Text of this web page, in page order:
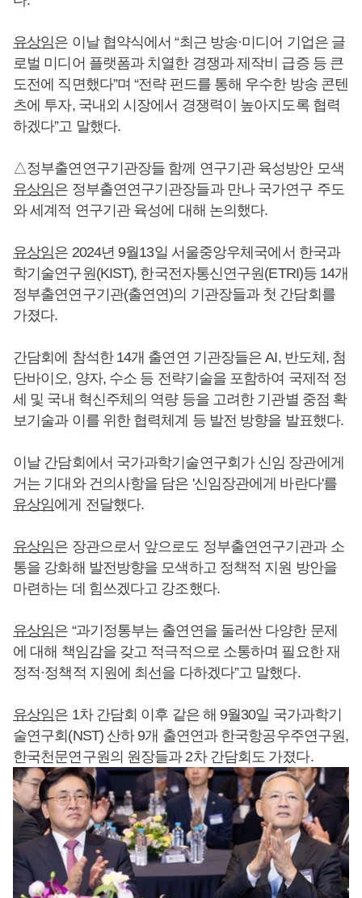
유상임은 이날 협약식에서 “최근 방송·미디어 기업은 글
로벌 미디어 플랫폼과 치열한 경쟁과 제작비 급증 등 큰
도전에 직면했다”며 “전략 펀드를 통해 우수한 방송 콘텐
츠에 투자, 국내외 시장에서 경쟁력이 높아지도록 협력
하겠다”고 말했다.
△정부출연연구기관장들 함께 연구기관 육성방안 모색
유상임은 정부출연연구기관장들과 만나 국가연구 주도
와 세계적 연구기관 육성에 대해 논의했다.
유상임은 2024년 9월13일 서울중앙우체국에서 한국과
학기술연구원(KIST), 한국전자통신연구원(ETRI)등 14개
정부출연연구기관(출연연)의 기관장들과 첫 간담회를
가졌다.
간담회에 참석한 14개 출연연 기관장들은 AI, 반도체, 첨
단바이오, 양자, 수소 등 전략기술을 포함하여 국제적 정
세 및 국내 혁신주체의 역량 등을 고려한 기관별 중점 확
보기술과 이를 위한 협력체계 등 발전 방향을 발표했다.
이날 간담회에서 국가과학기술연구회가 신임 장관에게
거는 기대와 건의사항을 담은 '신임장관에게 바란다'를
유상임에게 전달했다.
유상임은 장관으로서 앞으로도 정부출연연구기관과 소
통을 강화해 발전방향을 모색하고 정책적 지원 방안을
마련하는 데 힘쓰겠다고 강조했다.
유상임은 “과기정통부는 출연연을 둘러싼 다양한 문제
에 대해 책임감을 갖고 적극적으로 소통하며 필요한 재
정적·정책적 지원에 최선을 다하겠다”고 말했다.
유상임은 1차 간담회 이후 같은 해 9월30일 국가과학기
술연구회(NST) 산하 9개 출연연과 한국항공우주연구원,
한국천문연구원의 원장들과 2차 간담회도 가졌다.